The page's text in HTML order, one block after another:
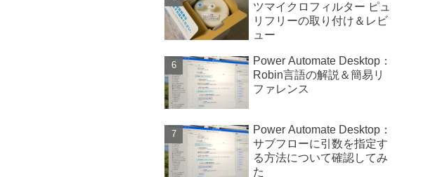
ツマイクロフィルター ピュ
リフリーの取り付け＆レビ
ュー
Power Automate Desktop：
Robin言語の解説＆簡易リ
ファレンス
Power Automate Desktop：
サブフローに引数を指定す
る方法について確認してみ
た